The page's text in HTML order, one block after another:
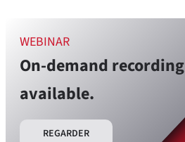
WEBINAR
On-demand recording
available.
REGARDER